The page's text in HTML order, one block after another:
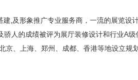
,及形象推广专业服务商，一流的展览设
人的成绩被评为展厅装修设计和行业A级
京、上海、郑州、成都、香港等地设立规